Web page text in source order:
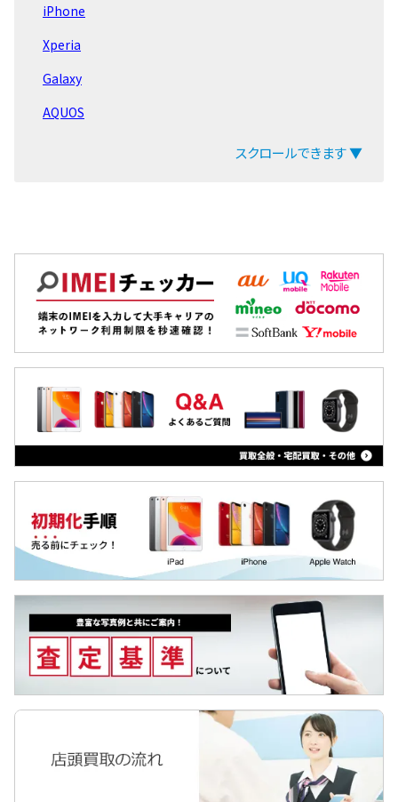
Galaxy Z Fold
Galaxy Note20
Galaxy Note10
Galaxy Note9
Galaxy S10
Galaxy S9
Galaxy S8
Galaxy 旧モデル
iPhone
Xperia
Galaxy
AQUOS
Xiaomi
MacBook
iPad
Qua tab
dtab
MediaPad
LAVIE Tab
YOGA Tab
Surface
Galaxyタブ
Pixel Tab
スクロールできます ▼